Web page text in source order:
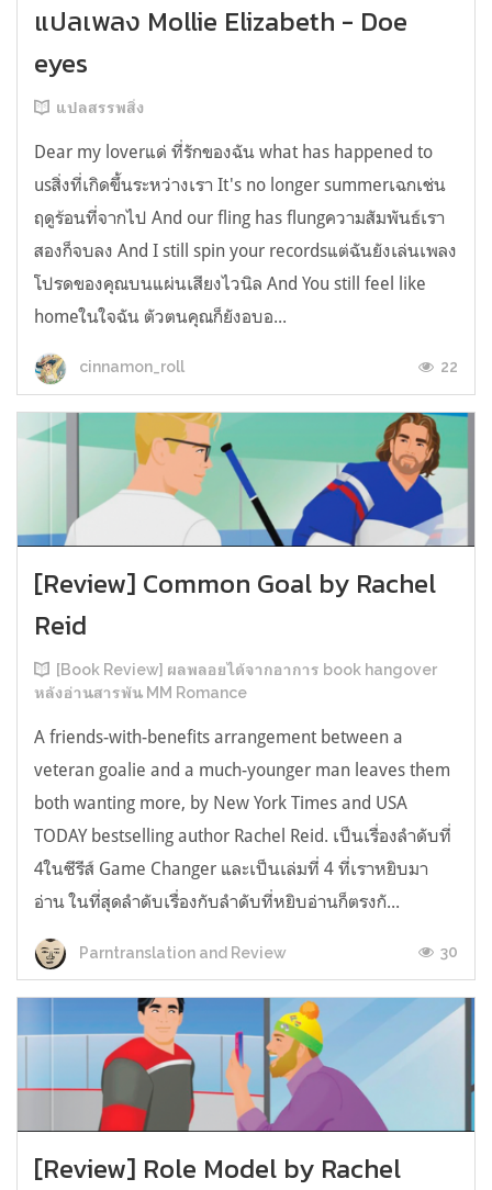
แปลเพลง Mollie Elizabeth - Doe
eyes
แปลสรรพสิ่ง
Dear my loverแด่ ที่รักของฉัน what has happened to
usสิ่งที่เกิดขึ้นระหว่างเรา It's no longer summerเฉกเช่น
ฤดูร้อนที่จากไป And our fling has flungความสัมพันธ์เรา
สองก็จบลง And I still spin your recordsแต่ฉันยังเล่นเพลง
โปรดของคุณบนแผ่นเสียงไวนิล And You still feel like
homeในใจฉัน ตัวตนคุณก็ยังอบอ...
cinnamon_roll 22
[Review] Common Goal by Rachel
Reid
[Book Review] ผลพลอยได้จากอาการ book hangover
หลังอ่านสารพัน MM Romance
A friends-with-benefits arrangement between a
veteran goalie and a much-younger man leaves them
both wanting more, by New York Times and USA
TODAY bestselling author Rachel Reid. เป็นเรื่องลำดับที่
4ในซีรีส์ Game Changer และเป็นเล่มที่ 4 ที่เราหยิบมา
อ่าน ในที่สุดลำดับเรื่องกับลำดับที่หยิบอ่านก็ตรงกั...
Parntranslation and Review 30
[Review] Role Model by Rachel